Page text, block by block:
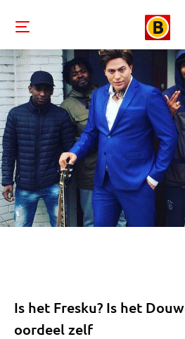
Is het Fresku? Is het
oordeel zelf